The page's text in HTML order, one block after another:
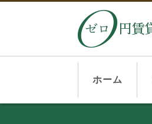
ホーム